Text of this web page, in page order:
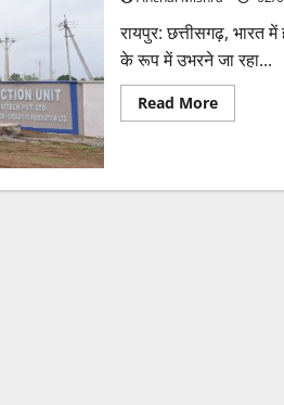
रायपुर: छत्तीसगढ़, भारत
के रूप में उभरने जा रहा...
Read MoreRead
more
उत्पादों